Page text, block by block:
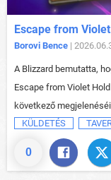
0
Escape from
Borovi Bence |
A Blizzard bemutatta,
Escape from Violet
következő
KÜLDETÉS